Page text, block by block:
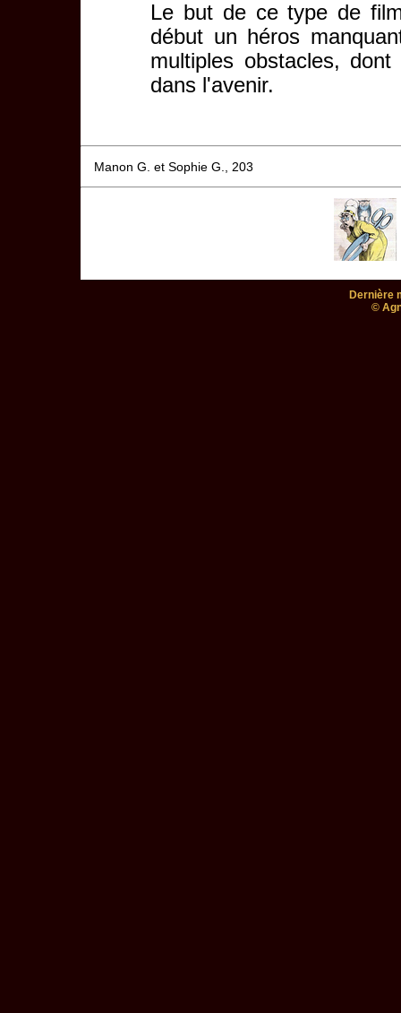
Le but de ce type de
début un héros
multiples obstacles,
dans l'avenir.
Manon G. et Sophie G., 203
Dernière
©